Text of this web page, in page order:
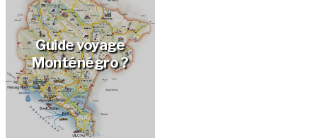
Guide voyage
Monténégro ?